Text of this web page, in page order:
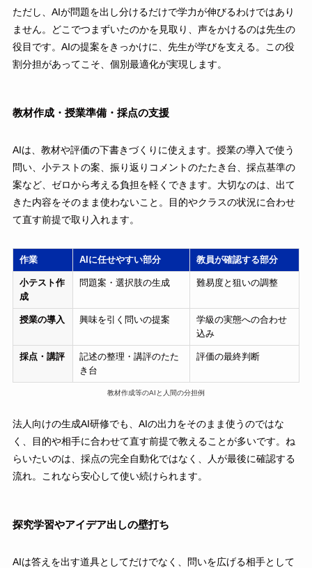
ただし、AIが問題を出し分けるだけで学力が伸びるわけではあり
ません。どこでつまずいたのかを見取り、声をかけるのは先生の
役目です。AIの提案をきっかけに、先生が学びを支える。この役
割分担があってこそ、個別最適化が実現します。
教材作成・授業準備・採点の支援
AIは、教材や評価の下書きづくりに使えます。授業の導入で使う
問い、小テストの案、振り返りコメントのたたき台、採点基準の
案など、ゼロから考える負担を軽くできます。大切なのは、出て
きた内容をそのまま使わないこと。目的やクラスの状況に合わせ
て直す前提で取り入れます。
作業 AIに任せやすい部分 教員が確認する部分
小テスト作
成
問題案・選択肢の生成 難易度と狙いの調整
授業の導入 興味を引く問いの提案
学級の実態への合わせ
込み
採点・講評
記述の整理・講評のたた
き台
評価の最終判断
教材作成等のAIと人間の分担例
法人向けの生成AI研修でも、AIの出力をそのまま使うのではな
く、目的や相手に合わせて直す前提で教えることが多いです。ね
らいたいのは、採点の完全自動化ではなく、人が最後に確認する
流れ。これなら安心して使い続けられます。
探究学習やアイデア出しの壁打ち
AIは答えを出す道具としてだけでなく、問いを広げる相手として